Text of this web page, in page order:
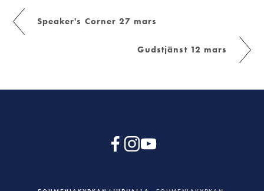
Speaker's Corner 27 mars
Gudstjänst 12 mars